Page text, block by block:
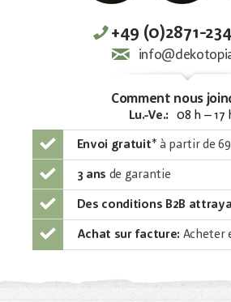
+49 (0)2871-
Comment nous
Lu.-Ve.: 08 h – 17
Envoi gratuit* à partir de
3 ans de garantie
Des conditions B2B
Achat sur facture: Acheter